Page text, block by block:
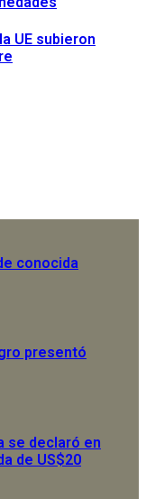
UE subieron
conocida
presentó
se declaró en
de US$20